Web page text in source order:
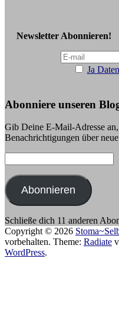
Newsletter Abonnieren!
Ja
Abonniere unseren
Gib Deine E-Mail-Adresse
Benachrichtigungen über
Mail-
Adresse:
Abonnieren
Schließe dich 11 anderen
Copyright © 2026
vorbehalten. Theme: Radiate
WordPress.